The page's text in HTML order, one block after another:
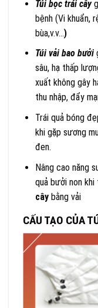
Túi bọc trái cây
bệnh (Vi khuẩn,
bùa,v.v…)
Túi vải bao bưởi
sâu, hạ thấp
xuất không gây
thu nhập, đẩy
Trái quả bóng
khi gặp sương
đen.
Nâng cao năng
quả bưởi non
câybằng vải
CẤU TẠO CỦA